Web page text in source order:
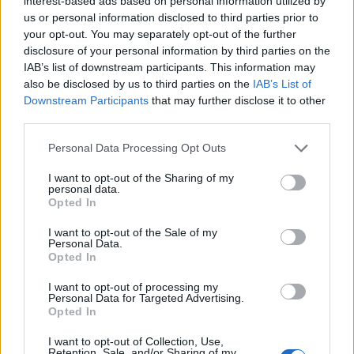
us or personal information disclosed to third parties prior to
your opt-out. You may separately opt-out of the further
disclosure of your personal information by third parties on the
IAB’s list of downstream participants. This information may
also be disclosed by us to third parties on the IAB’s List of
Downstream Participants that may further disclose it to other
Personal Data Processing Opt Outs
I want to opt-out of the Sharing of my
personal data.
Opted In
I want to opt-out of the Sale of my
Personal Data.
Opted In
I want to opt-out of processing my
Personal Data for Targeted Advertising.
Opted In
I want to opt-out of Collection, Use,